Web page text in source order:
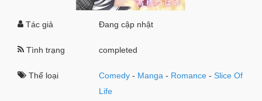
Tác giả Đang cập nhật
Tình trạng completed
Thể loại Comedy - Manga - Romance -Slice Of
Life